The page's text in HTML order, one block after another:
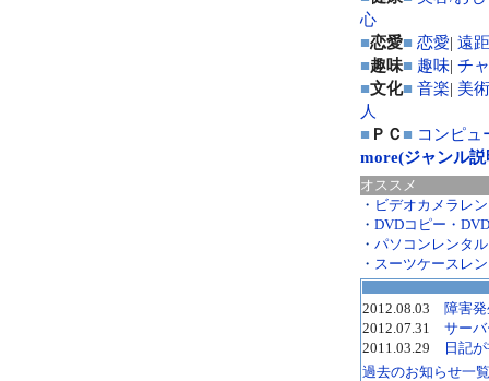
心
■恋愛■ 恋愛| 遠
■趣味■ 趣味| チ
■文化■ 音楽| 美
人
■ＰＣ ■ コンピュ
more(ジャンル
オススメ
・ ビデオカメラレ
・ DVDコピー・
・ パソコンレンタル
・ スーツケースレ
2012.08.03 障害
2012.07.31 サー
2011.03.29
日記
過去のお知らせ一覧